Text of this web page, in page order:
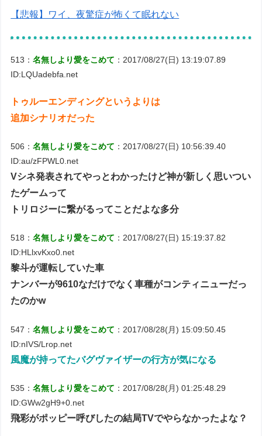
【悲報】ワイ、夜驚症が怖くて眠れない
513：名無しより愛をこめて ：2017/08/27(日) 13:19:07.89
ID:LQUadebfa.net
トゥルーエンディングというよりは
追加シナリオだった
506：名無しより愛をこめて ：2017/08/27(日) 10:56:39.40
ID:au/zFPWL0.net
Vシネ発表されてやっとわかったけど神が新しく思いつい
たゲームって
トリロジーに繋がるってことだよな多分
518：名無しより愛をこめて ：2017/08/27(日) 15:19:37.82
ID:HLlxvKxo0.net
黎斗が運転していた車
ナンバーが9610なだけでなく車種がコンティニューだっ
たのかw
547：名無しより愛をこめて ：2017/08/28(月) 15:09:50.45
ID:nIVS/Lrop.net
風魔が持ってたバグヴァイザーの行方が気になる
535：名無しより愛をこめて ：2017/08/28(月) 01:25:48.29
ID:GWw2gH9+0.net
飛彩がポッピー呼びしたの結局TVでやらなかったよな？